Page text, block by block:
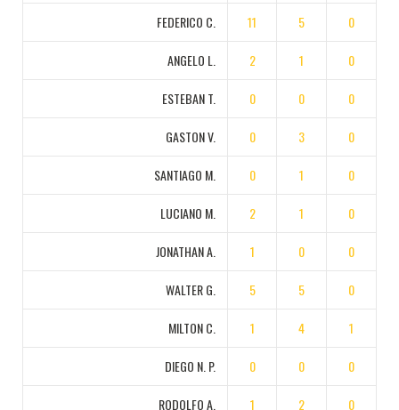
FEDERICO C. 11 5 0
ANGELO L. 2 1 0
ESTEBAN T. 0 0 0
GASTON V. 0 3 0
SANTIAGO M. 0 1 0
LUCIANO M. 2 1 0
JONATHAN A. 1 0 0
WALTER G. 5 5 0
MILTON C. 1 4 1
DIEGO N. P. 0 0 0
RODOLFO A. 1 2 0